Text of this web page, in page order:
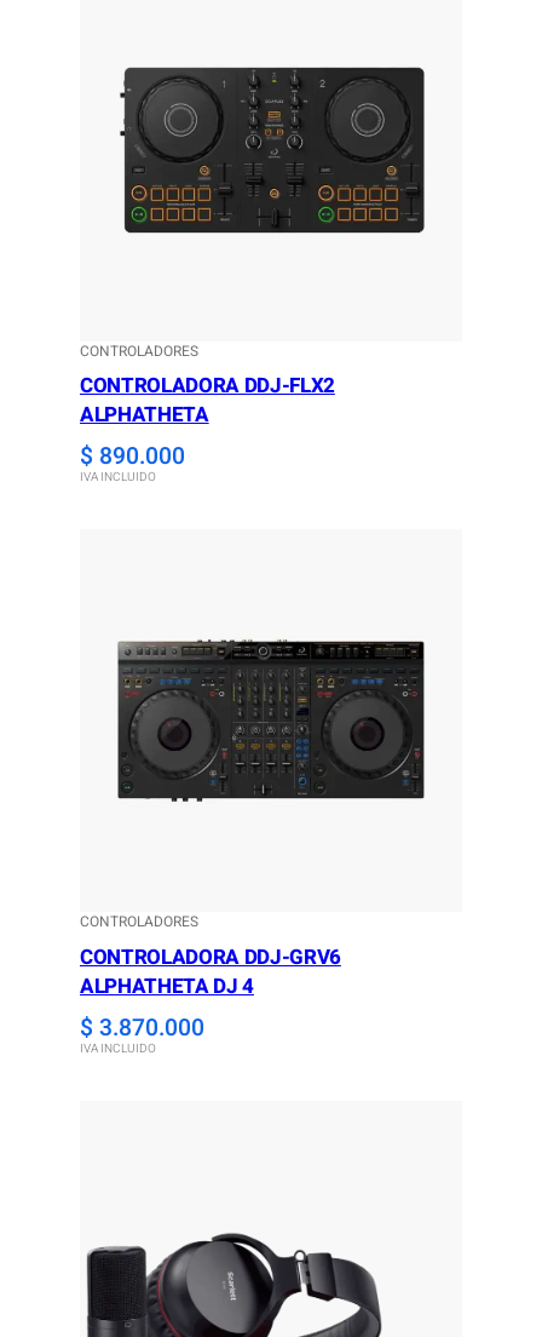
CONTROLADORES
CONTROLADORA DDJ-FLX2
ALPHATHETA
$ 890.000
IVA INCLUIDO
CONTROLADORES
CONTROLADORA DDJ-GRV6
ALPHATHETA DJ 4
$ 3.870.000
IVA INCLUIDO